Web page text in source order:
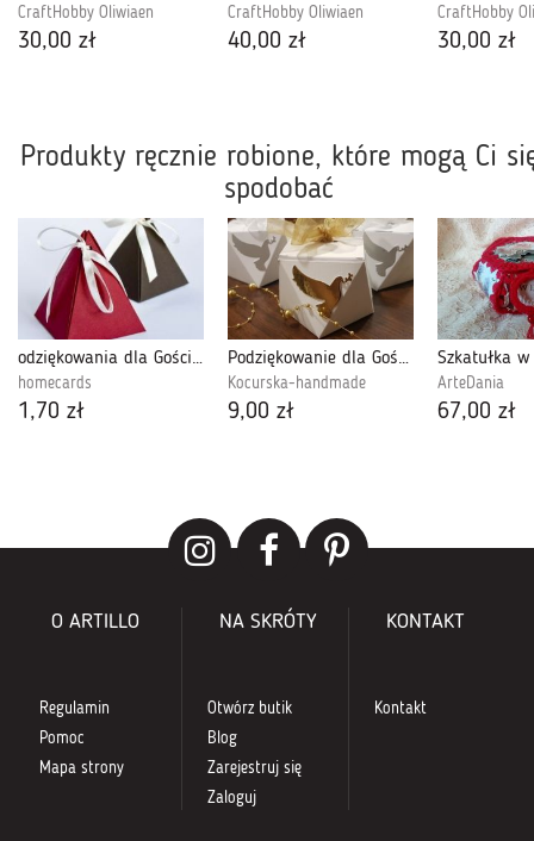
CraftHobby Oliwiaen
30,00 zł
CraftHobby Oliwiaen
40,00 zł
CraftHobby
30,00 zł
Produkty ręcznie robione, które mogą Ci
spodobać
odziękowania dla Gości piramidki
homecards
1,70 zł
Podziękowanie dla Gości Komunia PK210303
Kocurska-handmade
9,00 zł
Szkatułka
ArteDania
67,00 zł
O ARTILLO
Regulamin
Pomoc
Mapa strony
NA SKRÓTY
Otwórz butik
Blog
Zarejestruj się
Zaloguj
KONTAKT
Kontakt